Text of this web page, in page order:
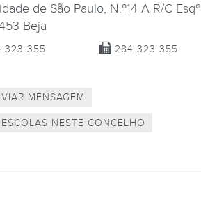
de São Paulo, N.º14 A R/C Esqº
Beja
323 355 284 323 355
MENSAGEM
NESTE CONCELHO